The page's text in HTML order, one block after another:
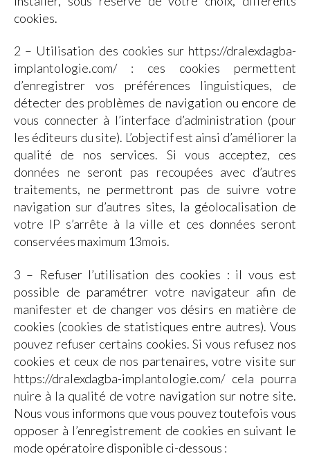
cookies.
2 – Utilisation des cookies sur https://dralexdagba-
implantologie.com/ : ces cookies permettent
d’enregistrer vos préférences linguistiques, de
détecter des problèmes de navigation ou encore de
vous connecter à l’interface d’administration (pour
les éditeurs du site). L’objectif est ainsi d’améliorer la
qualité de nos services. Si vous acceptez, ces
données ne seront pas recoupées avec d’autres
traitements, ne permettront pas de suivre votre
navigation sur d’autres sites, la géolocalisation de
votre IP s’arrête à la ville et ces données seront
conservées maximum 13mois.
3 – Refuser l’utilisation des cookies : il vous est
possible de paramétrer votre navigateur afin de
manifester et de changer vos désirs en matière de
cookies (cookies de statistiques entre autres). Vous
pouvez refuser certains cookies. Si vous refusez nos
cookies et ceux de nos partenaires, votre visite sur
https://dralexdagba-implantologie.com/ cela pourra
nuire à la qualité de votre navigation sur notre site.
Nous vous informons que vous pouvez toutefois vous
opposer à l’enregistrement de cookies en suivant le
mode opératoire disponible ci-dessous :